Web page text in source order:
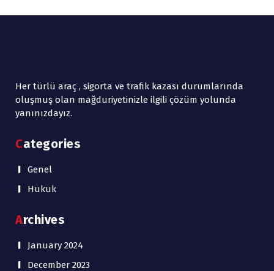
Her türlü araç , sigorta ve trafik kazası durumlarında
oluşmuş olan mağduriyetinizle ilgili çözüm yolunda
yanınızdayız.
Categories
Genel
Hukuk
Archives
January 2024
December 2023